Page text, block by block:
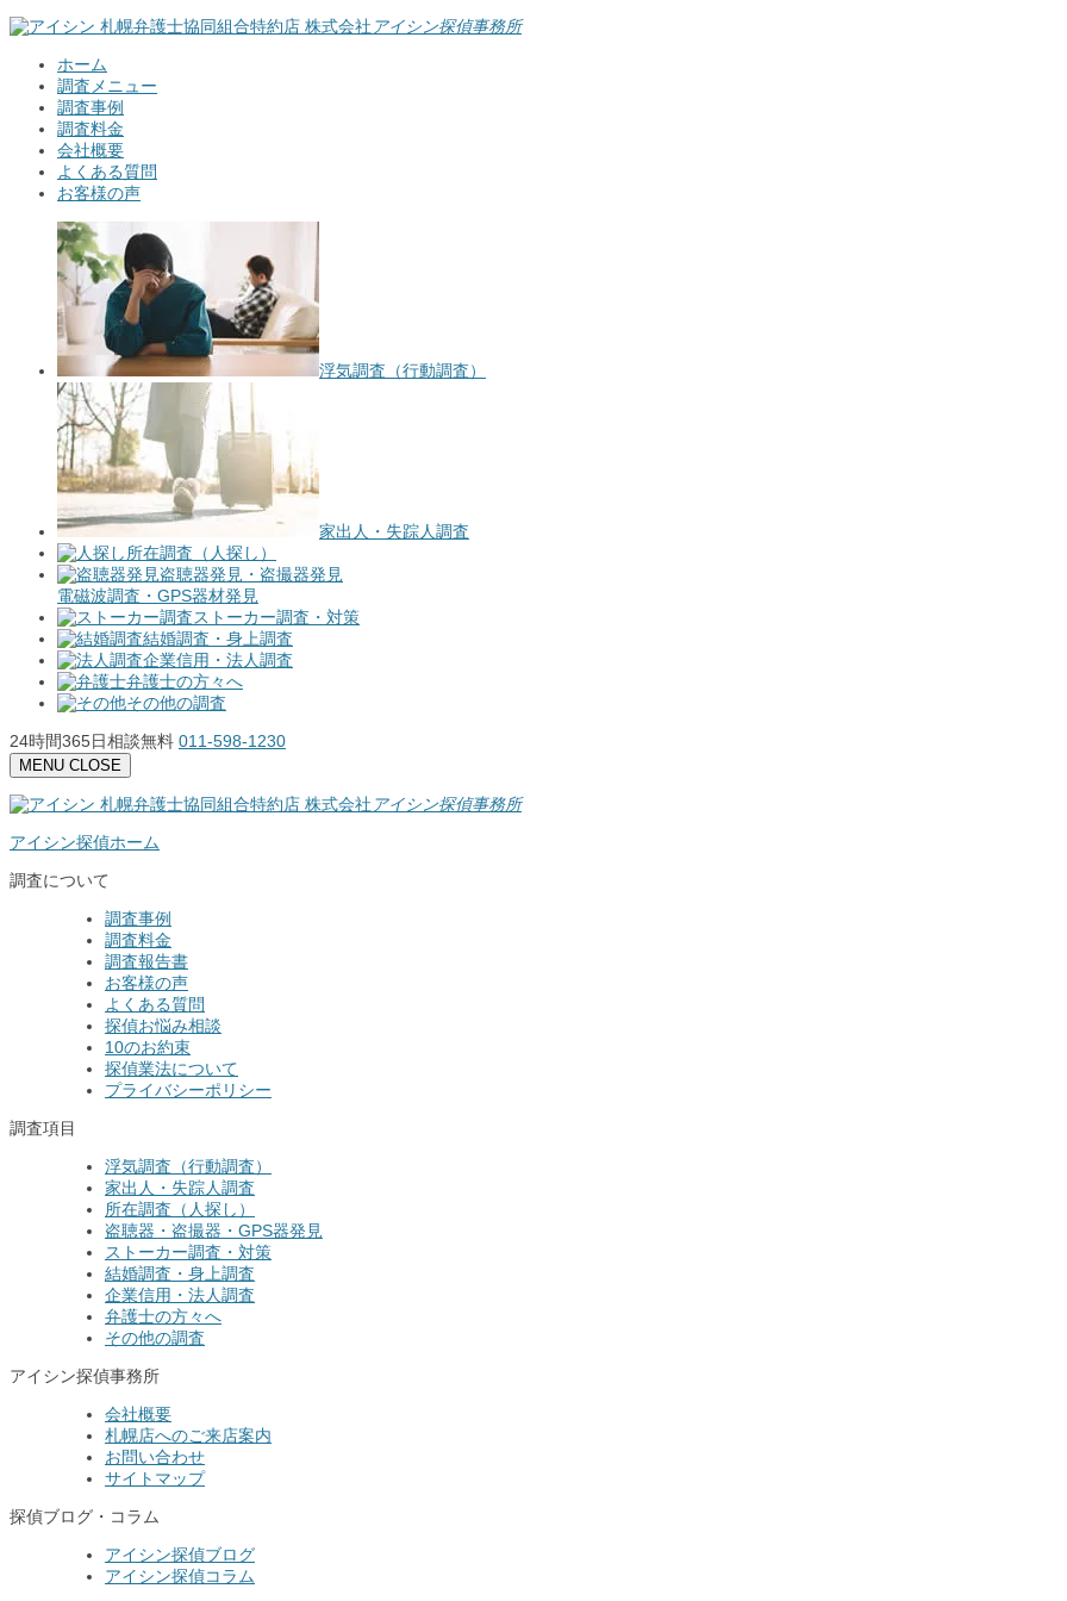
札幌弁護士協同組合特約店 株式会社 アイシン探偵事務所
ホーム
調査メニュー
調査事例
調査料金
会社概要
よくある質問
お客様の声
浮気調査（行動調査）
家出人・失踪人調査
所在調査（人探し）
盗聴器発見・盗撮器発見
電磁波調査・GPS器材発見
ストーカー調査・対策
結婚調査・身上調査
企業信用・法人調査
弁護士の方々へ
その他の調査
24時間365日相談無料 011-598-1230
MENU CLOSE
札幌弁護士協同組合特約店 株式会社 アイシン探偵事務所
アイシン探偵ホーム
調査について
調査事例
調査料金
調査報告書
お客様の声
よくある質問
探偵お悩み相談
10のお約束
探偵業法について
プライバシーポリシー
調査項目
浮気調査（行動調査）
家出人・失踪人調査
所在調査（人探し）
盗聴器・盗撮器・GPS器発見
ストーカー調査・対策
結婚調査・身上調査
企業信用・法人調査
弁護士の方々へ
その他の調査
アイシン探偵事務所
会社概要
札幌店へのご来店案内
お問い合わせ
サイトマップ
探偵ブログ・コラム
アイシン探偵ブログ
アイシン探偵コラム